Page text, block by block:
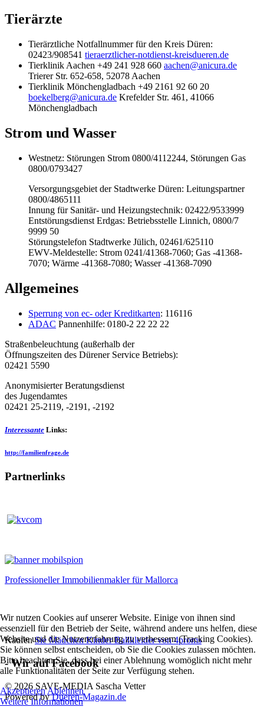
Tierärzte
Tierärztliche Notfallnummer für den Kreis Düren:
02423/908541 tieraerztlicher-notdienst-kreisdueren.de
Tierklinik Aachen +49 241 928 660 aachen@anicura.de
Trierer Str. 652-658, 52078 Aachen
Tierklinik Mönchengladbach +49 2161 92 60 20
boekelberg@anicura.de Krefelder Str. 461, 41066
Mönchengladbach
Strom und Wasser
Westnetz: Störungen Strom 0800/4112244, Störungen Gas
0800/0793427
Versorgungsgebiet der Stadtwerke Düren: Leitungspartner
0800/4865111
Innung für Sanitär- und Heizungstechnik: 02422/9533999
Entstörungsdienst Erdgas: Betriebsstelle Linnich, 0800/7
9999 50
Störungstelefon Stadtwerke Jülich, 02461/625110
EWV-Meldestelle: Strom 0241/41368-7060; Gas -41368-
7070; Wärme -41368-7080; Wasser -41368-7090
Allgemeines
Sperrung von ec- oder Kreditkarten: 116116
ADAC Pannenhilfe: 0180-2 22 22 22
Straßenbeleuchtung (außerhalb der
Öffnungszeiten des Dürener Service Betriebs):
02421 5590
Anonymisierter Beratungsdienst
des Jugendamtes
02421 25-2119, -2191, -2192
Interessante Links:
http://familienfrage.de
Partnerlinks
Professioneller Immobilienmakler für Mallorca
KaufenSie Mädchen Kinder Ballkleider von 4proms
- Wir auf Facebook
© 2026 SAVE-MEDIA Sascha Vetter
Powered byDueren-Magazin.de
Wir nutzen Cookies auf unserer Website. Einige von ihnen sind
essenziell für den Betrieb der Seite, während andere uns helfen, diese
Website und die Nutzererfahrung zu verbessern (Tracking Cookies).
Sie können selbst entscheiden, ob Sie die Cookies zulassen möchten.
Bitte beachten Sie, dass bei einer Ablehnung womöglich nicht mehr
alle Funktionalitäten der Seite zur Verfügung stehen.
AkzeptierenAblehnen
Weitere Informationen